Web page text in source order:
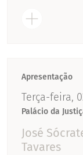
Apresentação
Terça-feira,
Palácio da
José
Tavares